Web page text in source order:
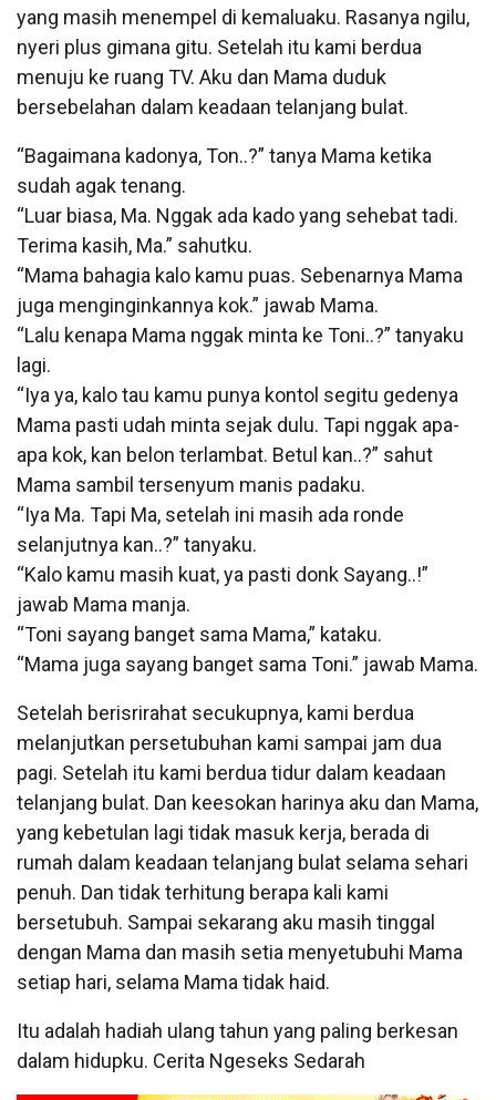
yang masih menempel di kemaluaku. Rasanya ngilu,
nyeri plus gimana gitu. Setelah itu kami berdua
menuju ke ruang TV. Aku dan Mama duduk
bersebelahan dalam keadaan telanjang bulat.
“Bagaimana kadonya, Ton..?” tanya Mama ketika
sudah agak tenang.
“Luar biasa, Ma. Nggak ada kado yang sehebat tadi.
Terima kasih, Ma.” sahutku.
“Mama bahagia kalo kamu puas. Sebenarnya Mama
juga menginginkannya kok.” jawab Mama.
“Lalu kenapa Mama nggak minta ke Toni..?” tanyaku
lagi.
“Iya ya, kalo tau kamu punya kontol segitu gedenya
Mama pasti udah minta sejak dulu. Tapi nggak apa-
apa kok, kan belon terlambat. Betul kan..?” sahut
Mama sambil tersenyum manis padaku.
“Iya Ma. Tapi Ma, setelah ini masih ada ronde
selanjutnya kan..?” tanyaku.
“Kalo kamu masih kuat, ya pasti donk Sayang..!”
jawab Mama manja.
“Toni sayang banget sama Mama,” kataku.
“Mama juga sayang banget sama Toni.” jawab Mama.
Setelah berisrirahat secukupnya, kami berdua
melanjutkan persetubuhan kami sampai jam dua
pagi. Setelah itu kami berdua tidur dalam keadaan
telanjang bulat. Dan keesokan harinya aku dan Mama,
yang kebetulan lagi tidak masuk kerja, berada di
rumah dalam keadaan telanjang bulat selama sehari
penuh. Dan tidak terhitung berapa kali kami
bersetubuh. Sampai sekarang aku masih tinggal
dengan Mama dan masih setia menyetubuhi Mama
setiap hari, selama Mama tidak haid.
Itu adalah hadiah ulang tahun yang paling berkesan
dalam hidupku. Cerita Ngeseks Sedarah